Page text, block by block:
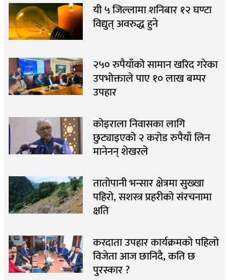
यी ५ जिल्लामा शनिबार १२ घण्टा
विद्युत् अवरुद्ध हुने
२५० रुपैयाँको सामान खरिद गरेका
उपभोक्ताले पाए १० लाख बम्पर
उपहार
कोइराला निवासका लागि
छुट्याइएको २ करोड रुपैयाँ लिन
मानेनन् शेखरले
तातोपानी भन्सार क्षेत्रमा सुख्खा
पहिरो, सशस्त्र प्रहरीको संरचनामा
क्षति
करदाता उपहार कार्यक्रमको पहिलो
विजेता आज छानिदै, कति छ
पुरस्कार ?